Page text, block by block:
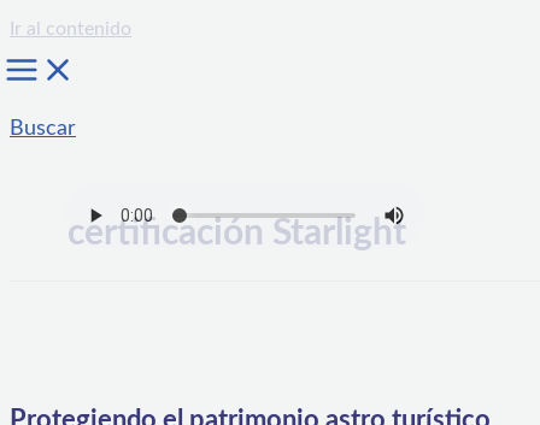
Ir al contenido
Buscar
certificación Starlight